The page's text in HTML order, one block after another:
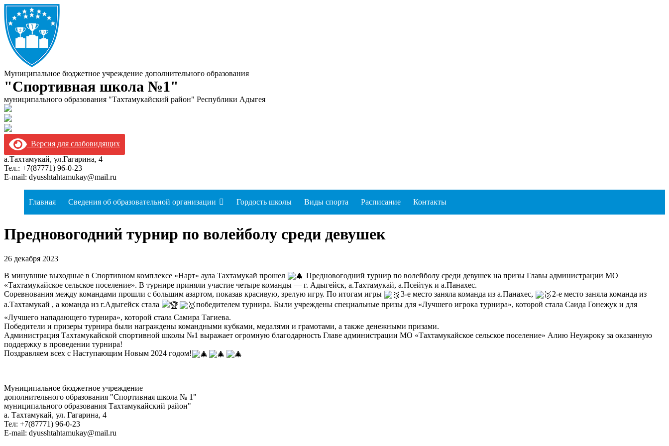
Муниципальное бюджетное учреждение дополнительного образования
"Спортивная школа №1"
муниципального образования "Тахтамукайский район" Республики Адыгея
Версия для слабовидящих
а.Тахтамукай, ул.Гагарина, 4
Тел.: +7(87771) 96-0-23
E-mail: dyusshtahtamukay@mail.ru
Главная Сведения об образовательной организации Гордость школы Виды спорта Расписание Контакты
Предновогодний турнир по волейболу среди девушек
26 декабря 2023
В минувшие выходные в Спортивном комплексе «Нарт» аула Тахтамукай прошел
Предновогодний турнир по волейболу среди девушек на призы Главы администрации МО
«Тахтамукайское сельское поселение». В турнире приняли участие четыре команды — г. Адыгейск, а.Тахтамукай, а.Псейтук и а.Панахес.
Соревнования между командами прошли с большим азартом, показав красивую, зрелую игру. По итогам игры
3-е место заняла команда из а.Панахес,
2-е место заняла команда из
а.Тахтамукай , а команда из г.Адыгейск стала
победителем турнира. Были учреждены специальные призы для «Лучшего игрока турнира», которой стала Саида Гонежук и для
«Лучшего нападающего турнира», которой стала Самира Тагиева.
Победители и призеры турнира были награждены командными кубками, медалями и грамотами, а также денежными призами.
Администрация Тахтамукайской спортивной школы №1 выражает огромную благодарность Главе администрации МО «Тахтамукайское сельское поселение» Алию Неужроку за оказанную
поддержку в проведении турнира!
Поздравляем всех с Наступающим Новым 2024 годом!
Муниципальное бюджетное учреждение
дополнительного образования "Спортивная школа № 1"
муниципального образования Тахтамукайский район"
а. Тахтамукай, ул. Гагарина, 4
Тел: +7(87771) 96-0-23
E-mail: dyusshtahtamukay@mail.ru